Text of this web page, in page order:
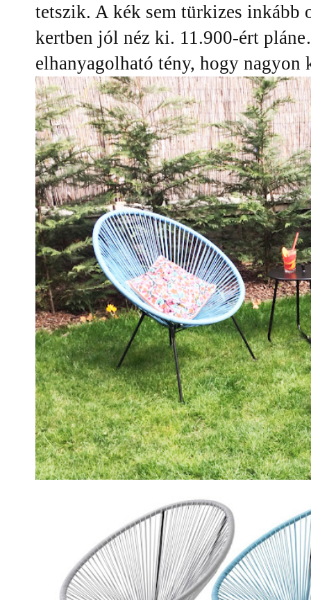
tetszik. A kék sem türkizes inkább
kertben jól néz ki. 11.900-ért
elhanyagolható tény, hogy nagyon